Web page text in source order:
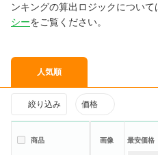
ンキングの算出ロジックについて
シーをご覧ください。
人気順
絞り込み 価格
商品 画像 最安価格